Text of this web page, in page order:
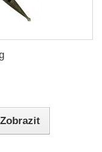
Zobrazit